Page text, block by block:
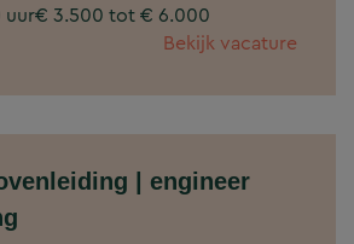
uur€ 3.500 tot € 6.000
Bekijk vacature
| engineer